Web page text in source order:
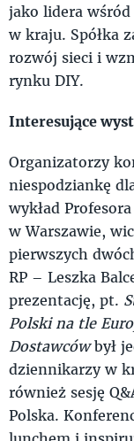
jako lidera
w kraju. Spółka
rozwój sieci i
rynku DIY.
Interesujące
Organizatorzy
niespodziankę
wykład
w Warszawie,
pierwszych
RP – Leszka
prezentację, pt.
Polski na tle
Dostawcówbył
dziennikarzy w
również sesję
Polska.